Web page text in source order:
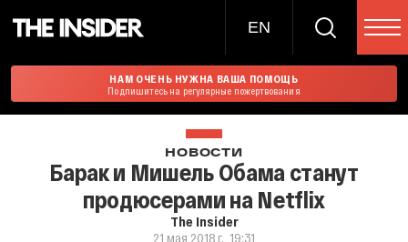
EN
НАМ ОЧЕНЬ НУЖНА ВАША ПОМОЩЬ
Подпишитесь на регулярные пожертвования
НОВОСТИ
Барак и Мишель Обама станут
продюсерами на Netflix
The Insider
21 мая 2018 г., 19:31